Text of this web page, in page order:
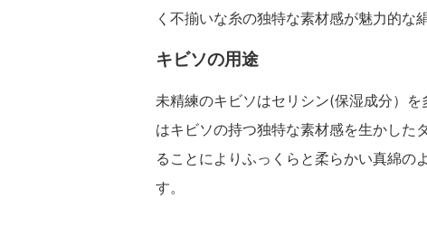
く不揃いな糸の独特な素材感が魅力的な
キビソの用途
未精練のキビソはセリシン(保湿成分）
はキビソの持つ独特な素材感を生かした
ることによりふっくらと柔らかい真綿の
す。